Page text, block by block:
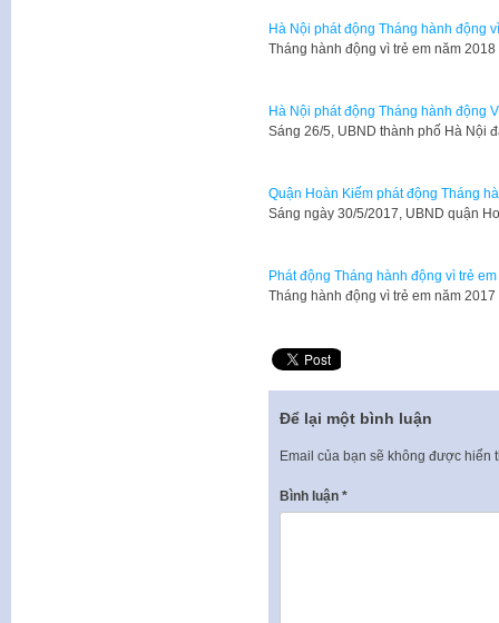
Hà Nội phát động Tháng hành động
Tháng hành động vì trẻ em năm
Hà Nội phát động Tháng hành động
Sáng 26/5, UBND thành phố Hà Nội
Quận Hoàn Kiếm phát động Tháng
Sáng ngày 30/5/2017, UBND quận
Phát động Tháng hành động vì trẻ
Tháng hành động vì trẻ em năm
Để lại một bình luận
Email của bạn sẽ không được hiển
Bình luận *